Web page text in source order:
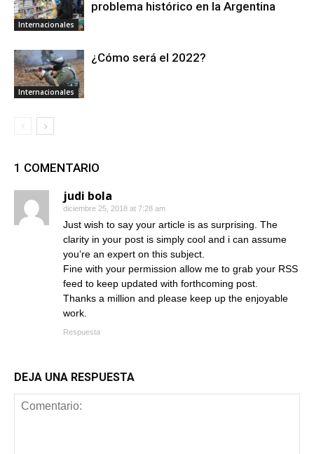
Internacionales
problema histórico en la Argentina
Internacionales
¿Cómo será el 2022?
1 COMENTARIO
judi bola
diciembre 25, 2018 at 7:28 am
Just wish to say your article is as surprising. The
clarity in your post is simply cool and i can assume
you’re an expert on this subject.
Fine with your permission allow me to grab your RSS
feed to keep updated with forthcoming post.
Thanks a million and please keep up the enjoyable
work.
Respuesta
DEJA UNA RESPUESTA